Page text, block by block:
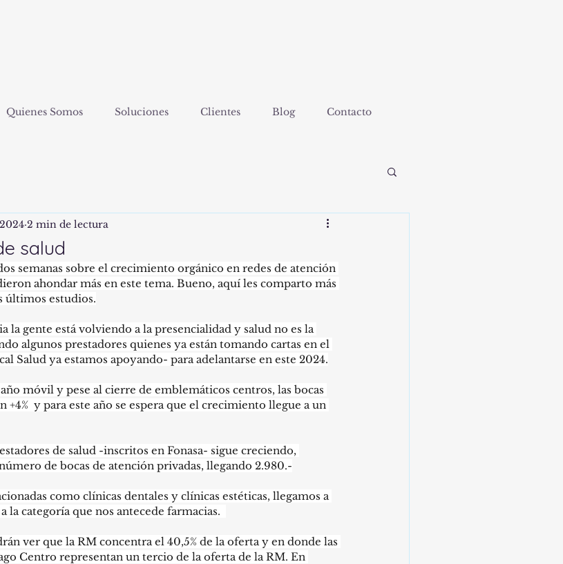
Quienes Somos Soluciones Clientes Blog Contacto
salud
2 min de lectura
semanas sobre el crecimiento orgánico en redes de atención
ahondar más en este tema. Bueno, aquí les comparto más
últimos estudios.
la gente está volviendo a la presencialidad y salud no es la
algunos prestadores quienes ya están tomando cartas en el
Salud ya estamos apoyando- para adelantarse en este 2024.
móvil y pese al cierre de emblemáticos centros, las bocas
y para este año se espera que el crecimiento llegue a un
de salud -inscritos en Fonasa- sigue creciendo,
de bocas de atención privadas, llegando 2.980.-
como clínicas dentales y clínicas estéticas, llegamos a
la categoría que nos antecede farmacias.
ver que la RM concentra el 40,5% de la oferta y en donde las
Centro representan un tercio de la oferta de la RM. En